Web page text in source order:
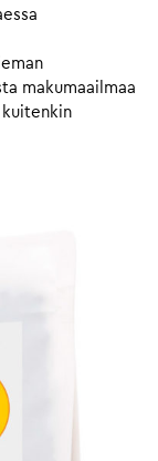
makumaailmaa
kuitenkin